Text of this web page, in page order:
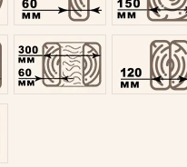
200Подвійний 300
180